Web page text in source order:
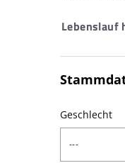
Lebenslauf
Geschlecht